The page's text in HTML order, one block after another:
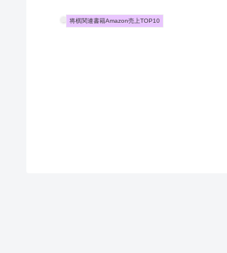
将棋関連書籍Amazon売上TOP10